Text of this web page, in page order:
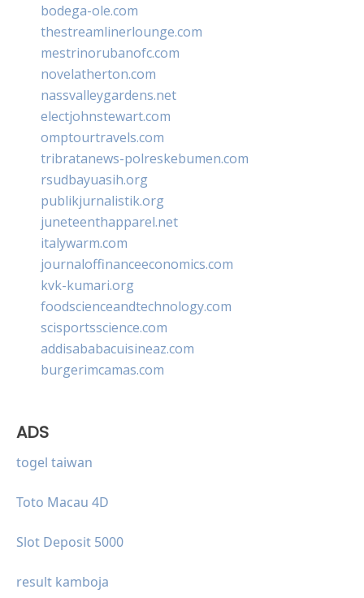
bodega-ole.com
thestreamlinerlounge.com
mestrinorubanofc.com
novelatherton.com
nassvalleygardens.net
electjohnstewart.com
omptourtravels.com
tribratanews-polreskebumen.com
rsudbayuasih.org
publikjurnalistik.org
juneteenthapparel.net
italywarm.com
journaloffinanceeconomics.com
kvk-kumari.org
foodscienceandtechnology.com
scisportsscience.com
addisababacuisineaz.com
burgerimcamas.com
ADS
togel taiwan
Toto Macau 4D
Slot Deposit 5000
result kamboja